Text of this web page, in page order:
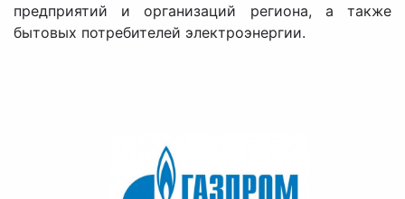
предприятий и организаций региона, а также
бытовых потребителей электроэнергии.